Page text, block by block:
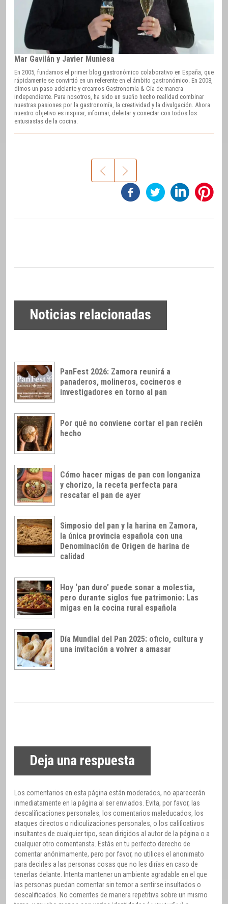
Mar Gavilán y Javier Muniesa
En 2005, fundamos el primer blog gastronómico colaborativo en España, que
rápidamente se convirtió en un referente en el ámbito gastronómico. En 2008,
dimos un paso adelante y creamos Gastronomía & Cía de manera
independiente. Para nosotros, ha sido un sueño hecho realidad combinar
nuestras pasiones por la gastronomía, la creatividad y la divulgación. Ahora
nuestro objetivo es inspirar, informar, deleitar y conectar con todos los
entusiastas de la cocina.
Noticias relacionadas
PanFest 2026: Zamora reunirá a
panaderos, molineros, cocineros e
investigadores en torno al pan
Por qué no conviene cortar el pan recién
hecho
Cómo hacer migas de pan con longaniza
y chorizo, la receta perfecta para
rescatar el pan de ayer
Simposio del pan y la harina en Zamora,
la única provincia española con una
Denominación de Origen de harina de
calidad
Hoy ‘pan duro’ puede sonar a molestia,
pero durante siglos fue patrimonio: Las
migas en la cocina rural española
Día Mundial del Pan 2025: oficio, cultura y
una invitación a volver a amasar
Deja una respuesta
Los comentarios en esta página están moderados, no aparecerán
inmediatamente en la página al ser enviados. Evita, por favor, las
descalificaciones personales, los comentarios maleducados, los
ataques directos o ridiculizaciones personales, o los calificativos
insultantes de cualquier tipo, sean dirigidos al autor de la página o a
cualquier otro comentarista. Estás en tu perfecto derecho de
comentar anónimamente, pero por favor, no utilices el anonimato
para decirles a las personas cosas que no les dirías en caso de
tenerlas delante. Intenta mantener un ambiente agradable en el que
las personas puedan comentar sin temor a sentirse insultados o
descalificados. No comentes de manera repetitiva sobre un mismo